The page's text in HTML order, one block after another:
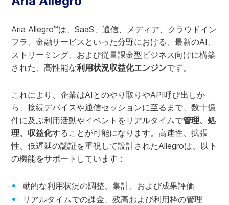
Aria Allegro™は、SaaS、通信、メディア、クラウドイン
フラ、金融サービスといった分野における、最新のAI、
ストリーミング、および従量課金型ビジネス向けに構築
された、高性能な利用状況収益化エンジンです。
これにより、企業はAIとのやり取りやAPI呼び出しか
ら、接続デバイスや通信セッションに至るまで、数十億
件に及ぶ利用活動やイベントをリアルタイムで管理、処
理、収益化することが可能になります。高速性、拡張
性、低遅延の認証を重視して設計されたAllegroは、以下
の機能をサポートしています：
動的な利用状況の調整、集計、および成果評価
リアルタイムでの課金、残高および利用枠の管理